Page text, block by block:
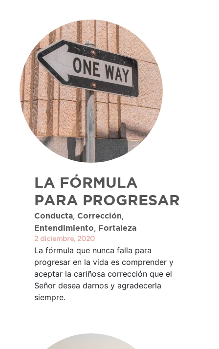
LA FÓRMULA
PARA PROGRESAR
Conducta, Corrección,
Entendimiento, Fortaleza
2 diciembre, 2020
La fórmula que nunca falla para
progresar en la vida es comprender y
aceptar la cariñosa corrección que el
Señor desea darnos y agradecerla
siempre.